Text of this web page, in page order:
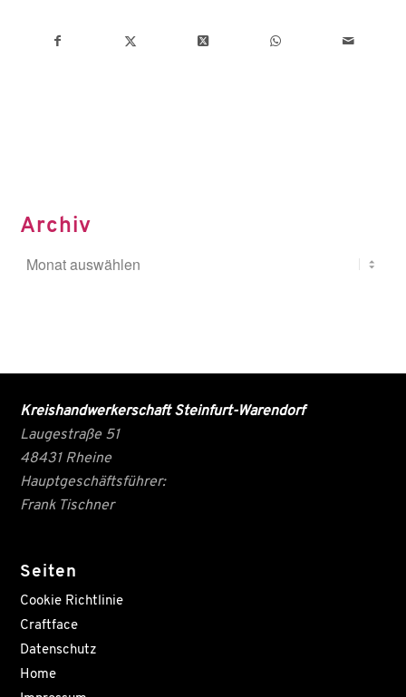
Archiv
Kreishandwerkerschaft Steinfurt-Warendorf
Laugestraße 51
48431 Rheine
Hauptgeschäftsführer:
Frank Tischner
Seiten
Cookie Richtlinie
Craftface
Datenschutz
Home